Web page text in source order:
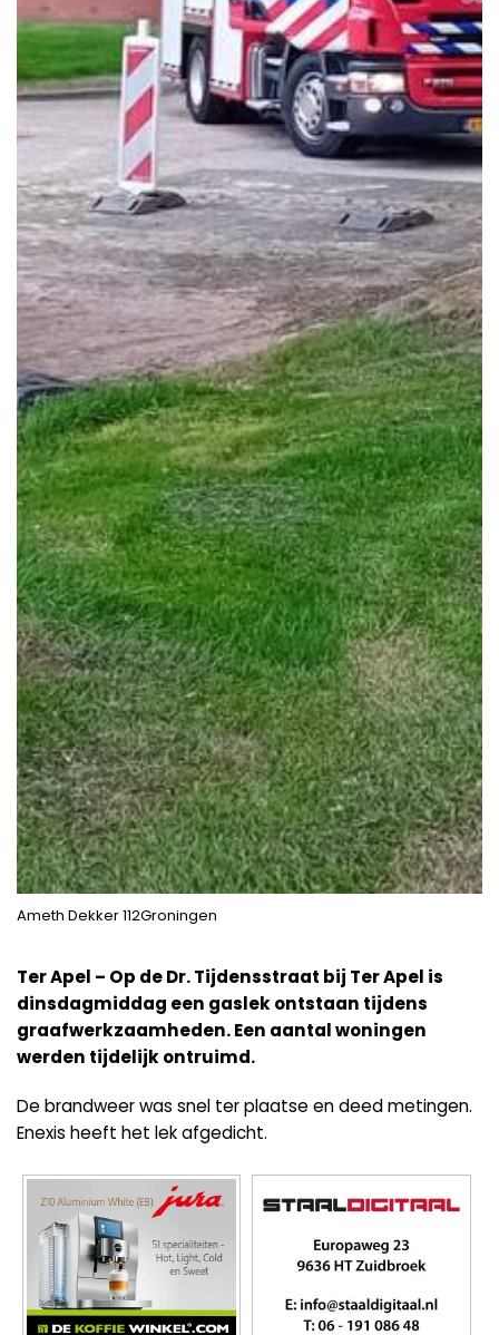
Ameth Dekker 112Groningen
Ter Apel – Op de Dr. Tijdensstraat bij Ter Apel is
dinsdagmiddag een gaslek ontstaan tijdens
graafwerkzaamheden. Een aantal woningen
werden tijdelijk ontruimd.
De brandweer was snel ter plaatse en deed metingen.
Enexis heeft het lek afgedicht.